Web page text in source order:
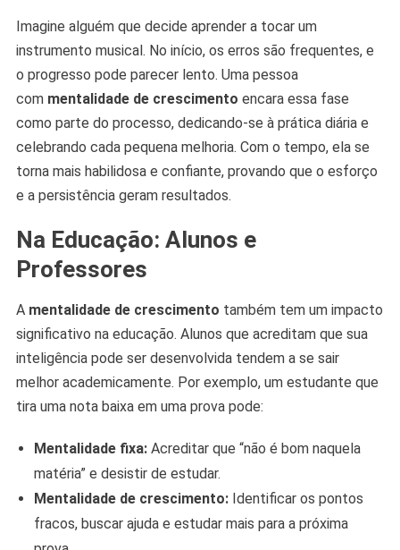
Imagine alguém que decide aprender a tocar um
instrumento musical. No início, os erros são frequentes, e
o progresso pode parecer lento. Uma pessoa
com mentalidade de crescimento encara essa fase
como parte do processo, dedicando-se à prática diária e
celebrando cada pequena melhoria. Com o tempo, ela se
torna mais habilidosa e confiante, provando que o esforço
e a persistência geram resultados.
Na Educação: Alunos e
Professores
A mentalidade de crescimento também tem um impacto
significativo na educação. Alunos que acreditam que sua
inteligência pode ser desenvolvida tendem a se sair
melhor academicamente. Por exemplo, um estudante que
tira uma nota baixa em uma prova pode:
Mentalidade fixa:Acreditar que “não é bom naquela
matéria” e desistir de estudar.
Mentalidade de crescimento:Identificar os pontos
fracos, buscar ajuda e estudar mais para a próxima